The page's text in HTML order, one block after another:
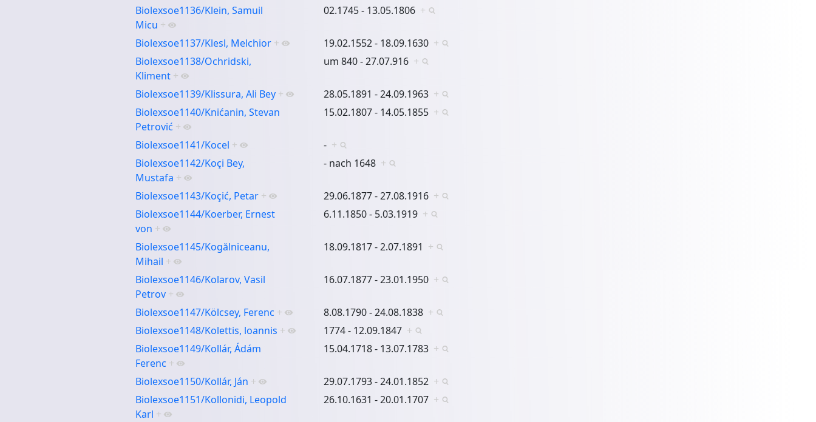
Biolexsoe1136/Klein, Samuil
Micu +
02.1745 - 13.05.1806 +
Biolexsoe1137/Klesl, Melchior + 19.02.1552 - 18.09.1630 +
Biolexsoe1138/Ochridski,
Kliment +
um 840 - 27.07.916 +
Biolexsoe1139/Klissura, Ali Bey + 28.05.1891 - 24.09.1963 +
Biolexsoe1140/Knićanin, Stevan
Petrović +
15.02.1807 - 14.05.1855 +
Biolexsoe1141/Kocel + - +
Biolexsoe1142/Koçi Bey,
Mustafa +
- nach 1648 +
Biolexsoe1143/Koçić, Petar + 29.06.1877 - 27.08.1916 +
Biolexsoe1144/Koerber, Ernest
von +
6.11.1850 - 5.03.1919 +
Biolexsoe1145/Kogălniceanu,
Mihail +
18.09.1817 - 2.07.1891 +
Biolexsoe1146/Kolarov, Vasil
Petrov +
16.07.1877 - 23.01.1950 +
Biolexsoe1147/Kölcsey, Ferenc + 8.08.1790 - 24.08.1838 +
Biolexsoe1148/Kolettis, loannis + 1774 - 12.09.1847 +
Biolexsoe1149/Kollár, Ádám
Ferenc +
15.04.1718 - 13.07.1783 +
Biolexsoe1150/Kollár, Ján + 29.07.1793 - 24.01.1852 +
Biolexsoe1151/Kollonidi, Leopold
Karl +
26.10.1631 - 20.01.1707 +